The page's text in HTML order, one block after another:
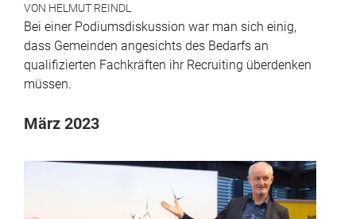
VON HELMUT REINDL
Bei einer Podiumsdiskussion war man sich einig,
dass Gemeinden angesichts des Bedarfs an
qualifizierten Fachkräften ihr Recruiting überdenken
müssen.
März 2023